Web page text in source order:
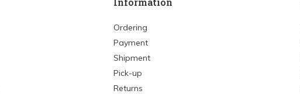
Ordering
Payment
Shipment
Pick-up
Returns